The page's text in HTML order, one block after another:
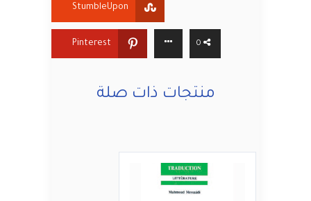
StumbleUpon
Pinterest 0
منتجات ذات صلة